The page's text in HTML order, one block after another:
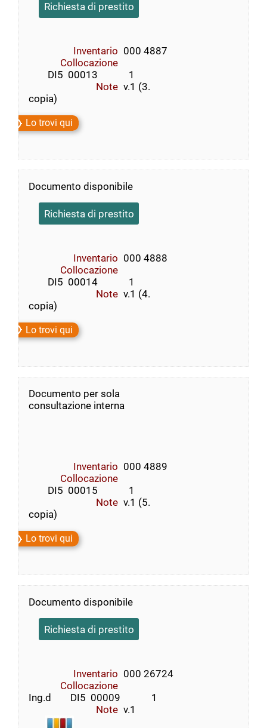
Richiesta di prestito
Inventario 000 4887
Collocazione
        DI5  00013             1
Note v.1 (3.
copia)
Lo trovi qui
Documento disponibile
Richiesta di prestito
Inventario 000 4888
Collocazione
        DI5  00014             1
Note v.1 (4.
copia)
Lo trovi qui
Documento per sola
consultazione interna
Inventario 000 4889
Collocazione
        DI5  00015             1
Note v.1 (5.
copia)
Lo trovi qui
Documento disponibile
Richiesta di prestito
Inventario 000 26724
Collocazione
Ing.d        DI5  00009             1
Note v.1